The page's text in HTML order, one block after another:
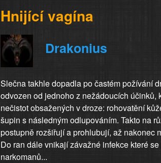
Hnijící vagína
Drakonius
Slečna takhle dopadla po častém požívání
odvozen od jednoho z nežádoucích účinků,
nečistot obsažených v droze: rohovatění
šupin s následným odlupováním. Takto na
postupně rozšiřují a prohlubují, až nakonec
Do ran dále vnikají závažné infekce které
narkomanů...